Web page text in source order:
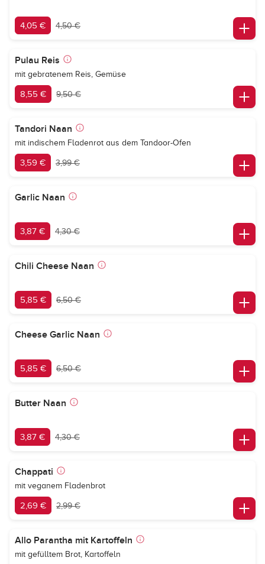
4,05 € 4,50 €
Pulau Reis
mit gebratenem Reis, Gemüse
8,55 € 9,50 €
Tandori Naan
mit indischem Fladenrot aus dem Tandoor-Ofen
3,59 € 3,99 €
Garlic Naan
3,87 € 4,30 €
Chili Cheese Naan
5,85 € 6,50 €
Cheese Garlic Naan
5,85 € 6,50 €
Butter Naan
3,87 € 4,30 €
Chappati
mit veganem Fladenbrot
2,69 € 2,99 €
Allo Parantha mit Kartoffeln
mit gefülltem Brot, Kartoffeln